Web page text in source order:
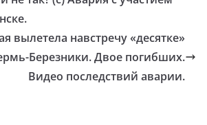
вылетела навстречу «десятке»
Березники. Двое погибших.
Видео последствий аварии.